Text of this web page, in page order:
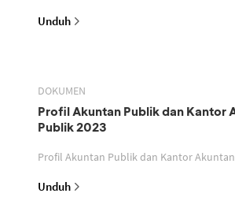
Unduh
DOKUMEN
Profil Akuntan Publik dan Kantor
Publik 2023
Profil Akuntan Publik dan Kantor
Unduh